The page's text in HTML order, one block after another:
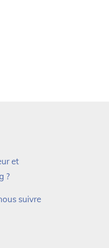
et
?
suivre